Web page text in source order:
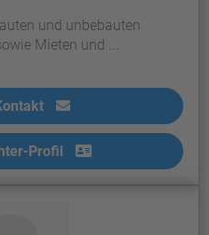
und unbebauten
Mieten und ...
Profil